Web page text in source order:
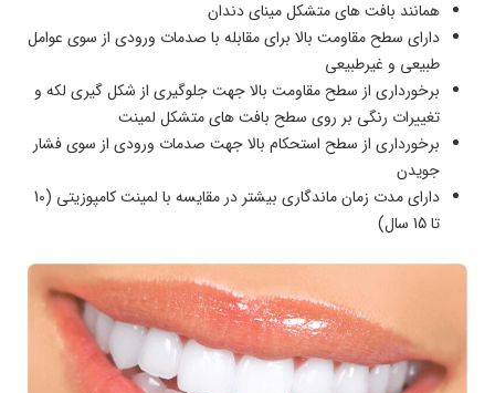
همانند بافت های متشکل مینای دندان
دارای سطح مقاومت بالا برای مقابله با صدمات ورودی از سوی عوامل
طبیعی و غیرطبیعی
برخورداری از سطح مقاومت بالا جهت جلوگیری از شکل گیری لکه و
تغییرات رنگی بر روی سطح بافت های متشکل لمینت
برخورداری از سطح استحکام بالا جهت صدمات ورودی از سوی فشار
جویدن
دارای مدت زمان ماندگاری بیشتر در مقایسه با لمینت کامپوزیتی (10
تا 15 سال)